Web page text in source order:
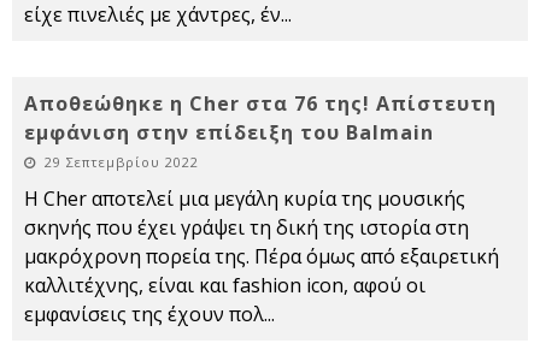
είχε πινελιές με χάντρες, έν...
Αποθεώθηκε η Cher στα 76 της! Απίστευτη
εμφάνιση στην επίδειξη του Balmain
29 Σεπτεμβρίου 2022
Η Cher αποτελεί μια μεγάλη κυρία της μουσικής
σκηνής που έχει γράψει τη δική της ιστορία στη
μακρόχρονη πορεία της. Πέρα όμως από εξαιρετική
καλλιτέχνης, είναι και fashion icon, αφού οι
εμφανίσεις της έχουν πολ...